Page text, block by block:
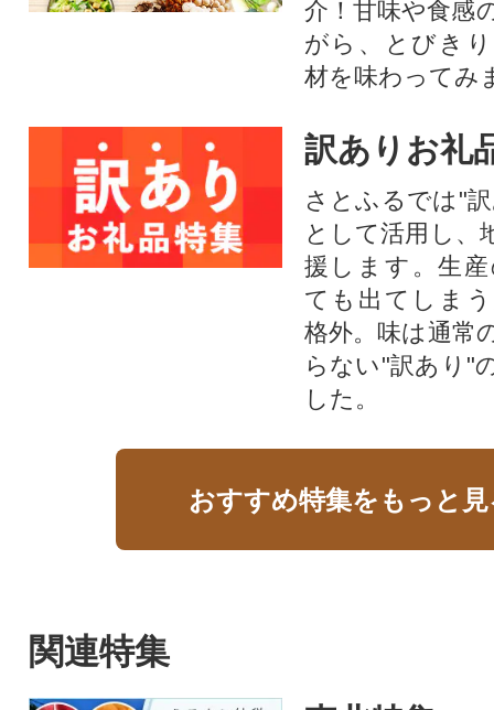
介！甘味や食感
がら、とびき
材を味わってみ
訳ありお礼
さとふるでは"
として活用し、
援します。⽣
ても出てしま
格外。味は通常
らない"訳あり"
した。
おすすめ特集をもっと
関連特集